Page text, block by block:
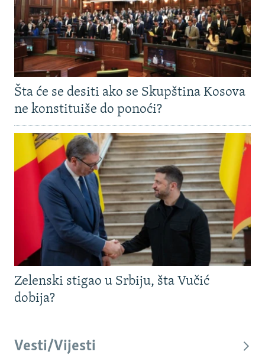
Šta će se desiti ako se Skupština Kosova
ne konstituiše do ponoći?
Zelenski stigao u Srbiju, šta Vučić
dobija?
Vesti/Vijesti